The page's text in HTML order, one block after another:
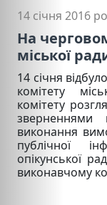
14 січня 2016
На
міської
14 січня
комітету
комітету
виконання
публічної
опікунської
виконавчому